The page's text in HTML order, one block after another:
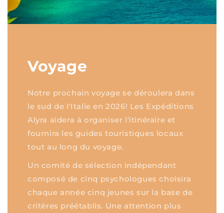
Voyage
Notre prochain voyage se déroulera dans
le sud de l'Italie en 2026! Les Expéditions
Alyra aidera à organiser l'itinéraire et
fournira les guides touristiques locaux
tout au long du voyage.
Un comité de sélection indépendant
composé de cinq psychologues choisira
chaque année cinq jeunes sur la base de
critères préétablis. Une attention plus